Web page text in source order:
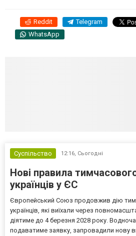
Reddit Telegram
WhatsApp
Суспільство 12:16, Сьогодні
Нові правила
українців у ЄС
Європейський Союз продовжив дію
українців, які виїхали через
діятиме до 4 березня 2028 року.
подаватиме заявку, запровадили нову